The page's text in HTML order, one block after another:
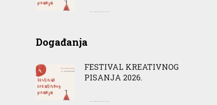
Događanja
FESTIVAL KREATIVNOG
PISANJA 2026.